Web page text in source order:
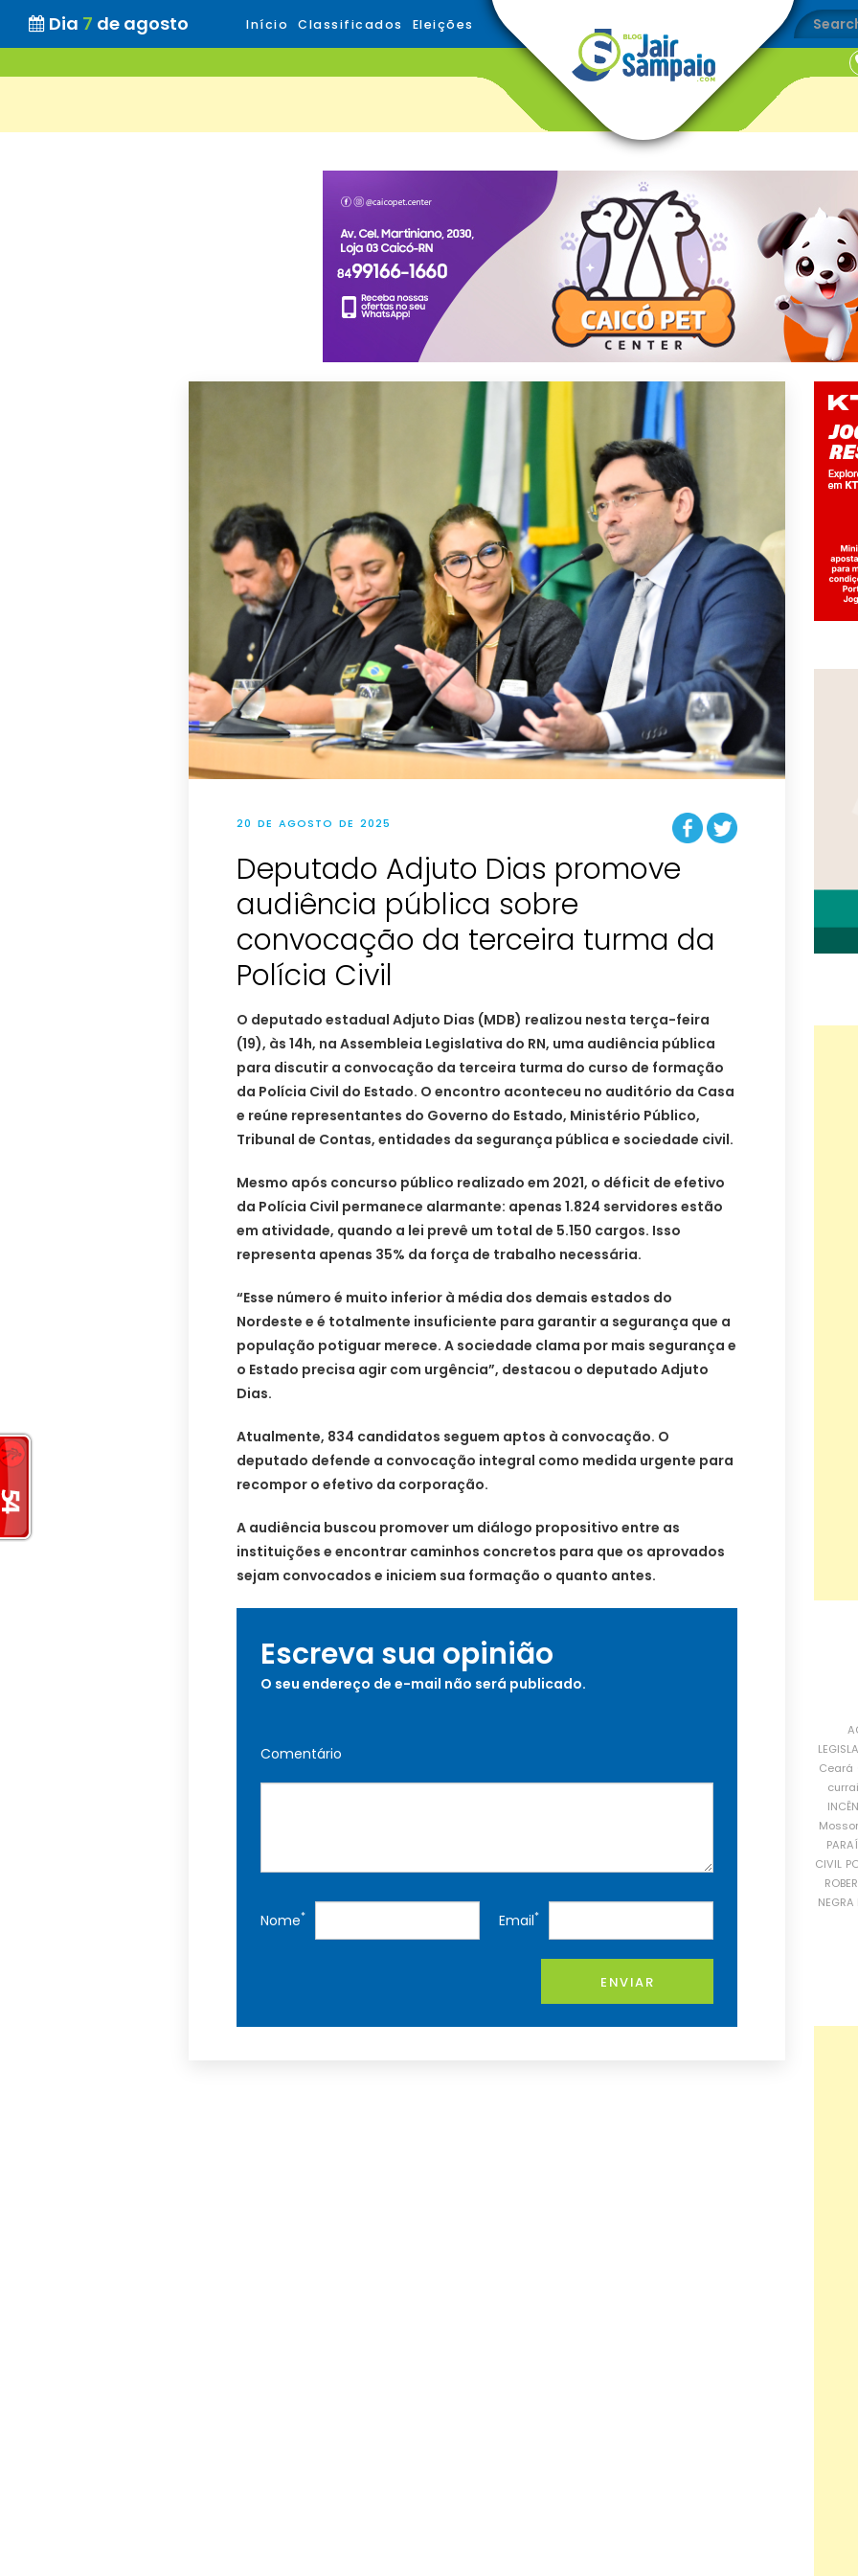
Dia 7 de agosto Início Classificados Eleições
20 DE AGOSTO DE 2025
Deputado Adjuto Dias promove
audiência pública sobre
convocação da terceira turma da
Polícia Civil
O deputado estadual Adjuto Dias (MDB) realizou nesta terça-feira
(19), às 14h, na Assembleia Legislativa do RN, uma audiência pública
para discutir a convocação da terceira turma do curso de formação
da Polícia Civil do Estado. O encontro aconteceu no auditório da Casa
e reúne representantes do Governo do Estado, Ministério Público,
Tribunal de Contas, entidades da segurança pública e sociedade civil.
Mesmo após concurso público realizado em 2021, o déficit de efetivo
da Polícia Civil permanece alarmante: apenas 1.824 servidores estão
em atividade, quando a lei prevê um total de 5.150 cargos. Isso
representa apenas 35% da força de trabalho necessária.
“Esse número é muito inferior à média dos demais estados do
Nordeste e é totalmente insuficiente para garantir a segurança que a
população potiguar merece. A sociedade clama por mais segurança e
o Estado precisa agir com urgência”, destacou o deputado Adjuto
Dias.
Atualmente, 834 candidatos seguem aptos à convocação. O
deputado defende a convocação integral como medida urgente para
recompor o efetivo da corporação.
A audiência buscou promover um diálogo propositivo entre as
instituições e encontrar caminhos concretos para que os aprovados
sejam convocados e iniciem sua formação o quanto antes.
Escreva sua opinião
O seu endereço de e-mail não será publicado.
Comentário
Nome* Email*
ENVIAR
Ceará
CIVIL
NEGRA